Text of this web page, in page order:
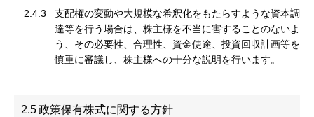
2.4.3
支配権の変動や大規模な希釈化をもたらすような資本調
達等を行う場合は、株主様を不当に害することのないよ
う、その必要性、合理性、資金使途、投資回収計画等を
慎重に審議し、株主様への十分な説明を行います。
2.5政策保有株式に関する方針